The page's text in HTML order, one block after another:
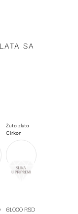
SA
Žuto zlato
Cirkon
61.000 RSD